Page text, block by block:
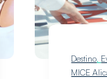
Destino
MICE